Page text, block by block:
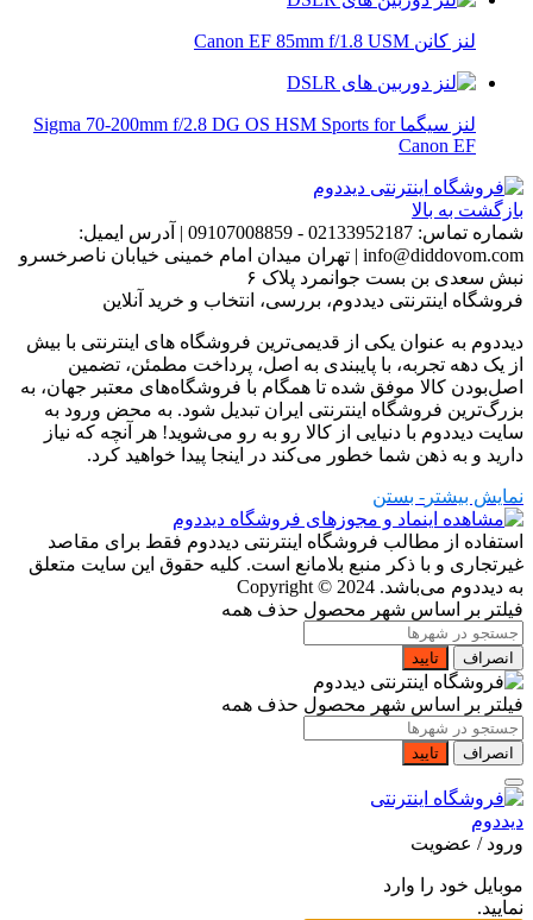
لنز کانن Canon EF 85mm f/1.8 USM
لنز سیگما Sigma 70-200mm f/2.8 DG OS HSM Sports for
Canon EF
بازگشت به بالا
شماره تماس: 02133952187 - 09107008859
| آدرس ایمیل:
info@diddovom.com
| تهران میدان امام خمینی خیابان ناصرخسرو
نبش سعدی بن بست جوانمرد پلاک ۶
فروشگاه اینترنتی دیددوم، بررسی، انتخاب و خرید آنلاین
دیددوم به عنوان یکی از قدیمی‌ترین فروشگاه های اینترنتی با بیش
از یک دهه تجربه، با پایبندی به اصل، پرداخت مطمئن، تضمین
اصل‌بودن کالا موفق شده تا همگام با فروشگاه‌های معتبر جهان، به
بزرگ‌ترین فروشگاه اینترنتی ایران تبدیل شود. به محض ورود به
سایت دیددوم با دنیایی از کالا رو به رو می‌شوید! هر آنچه که نیاز
دارید و به ذهن شما خطور می‌کند در اینجا پیدا خواهید کرد.
نمایش بیشتر - بستن
استفاده از مطالب فروشگاه اینترنتی دیددوم فقط برای مقاصد
غیرتجاری و با ذکر منبع بلامانع است. کلیه حقوق این سایت متعلق
به دیددوم می‌باشد. Copyright © 2024
فیلتر بر اساس شهر محصول حذف همه
انصراف تایید
فیلتر بر اساس شهر محصول حذف همه
انصراف تایید
ورود / عضویت
موبایل خود را وارد
نمایید.